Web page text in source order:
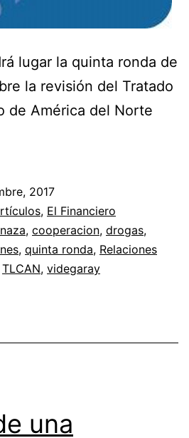
lugar la quinta ronda de
la revisión del Tratado
de América del Norte
2017
, El Financiero
, cooperacion, drogas,
, quinta ronda, Relaciones
TLCAN, videgaray
una